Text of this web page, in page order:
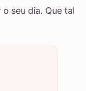
seu dia. Que tal